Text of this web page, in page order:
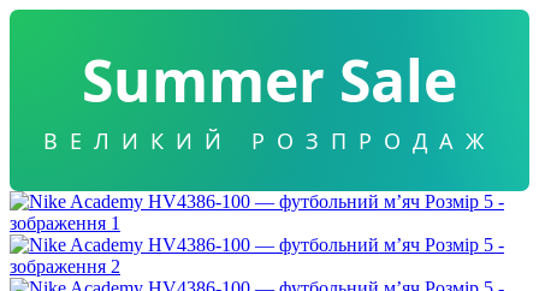
Summer Sale
ВЕЛИКИЙ РОЗПРОДАЖ